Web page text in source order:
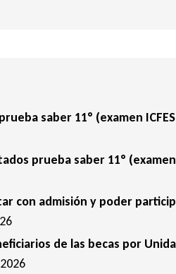
saber 11° (examen
prueba saber 11° (examen
con admisión y poder
de las becas por